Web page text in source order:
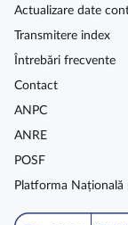
Actualizare date
Transmitere index
Întrebări frecvente
Contact
ANPC
ANRE
POSF
Platforma